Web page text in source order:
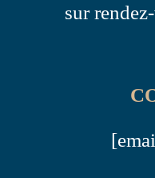
sur